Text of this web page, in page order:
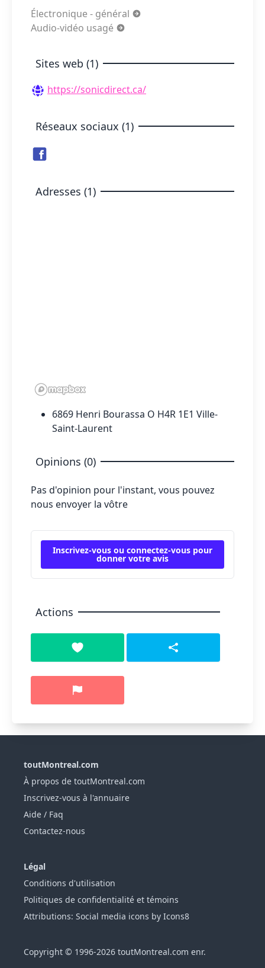
Électronique - général
Audio-vidéo usagé
Sites web (1)
https://sonicdirect.ca/
Réseaux sociaux (1)
Adresses (1)
6869 Henri Bourassa O H4R 1E1 Ville-
Saint-Laurent
Opinions (0)
Pas d'opinion pour l'instant, vous pouvez
nous envoyer la vôtre
Inscrivez-vous ou connectez-vous pour
donner votre avis
Actions
toutMontreal.com
À propos de toutMontreal.com
Inscrivez-vous à l'annuaire
Aide / Faq
Contactez-nous
Légal
Conditions d'utilisation
Politiques de confidentialité et témoins
Attributions: Social media icons by Icons8
Copyright © 1996-2026 toutMontreal.com enr.